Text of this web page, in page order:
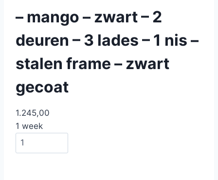
– mango – zwart – 2
deuren – 3 lades – 1 nis –
stalen frame – zwart
gecoat
1.245,00
1 week